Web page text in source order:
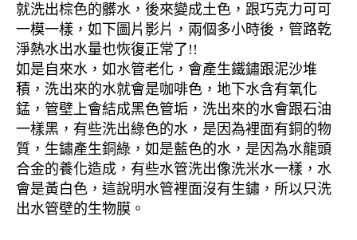
就洗出棕色的髒水，後來變成土色，跟巧克力可可
一模一樣，如下圖片影片，兩個多小時後，管路乾
淨熱水出水量也恢復正常了!!
如是自來水，如水管老化，會產生鐵鏽跟泥沙堆
積，洗出來的水就會是咖啡色，地下水含有氧化
錳，管壁上會結成黑色管垢，洗出來的水會跟石油
一樣黑，有些洗出綠色的水，是因為裡面有銅的物
質，生鏽產生銅綠，如是藍色的水，是因為水龍頭
合金的養化造成，有些水管洗出像洗米水一樣，水
會是黃白色，這說明水管裡面沒有生鏽，所以只洗
出水管壁的生物膜。